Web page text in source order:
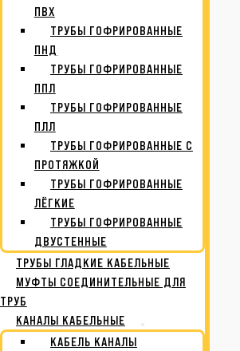
ПВХ
ТРУБЫ ГОФРИРОВАННЫЕ
ПНД
ТРУБЫ ГОФРИРОВАННЫЕ
ППЛ
ТРУБЫ ГОФРИРОВАННЫЕ
ПЛЛ
ТРУБЫ ГОФРИРОВАННЫЕ С
ПРОТЯЖКОЙ
ТРУБЫ ГОФРИРОВАННЫЕ
ЛЁГКИЕ
ТРУБЫ ГОФРИРОВАННЫЕ
ДВУСТЕННЫЕ
ТРУБЫ ГЛАДКИЕ КАБЕЛЬНЫЕ
МУФТЫ СОЕДИНИТЕЛЬНЫЕ ДЛЯ
ТРУБ
КАНАЛЫ КАБЕЛЬНЫЕ
КАБЕЛЬ КАНАЛЫ